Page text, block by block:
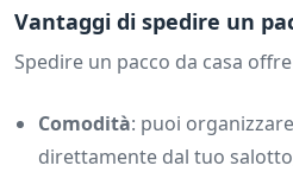
Vantaggi di spedire un
Spedire un pacco da casa
Comodità: puoi
direttamente dal tuo